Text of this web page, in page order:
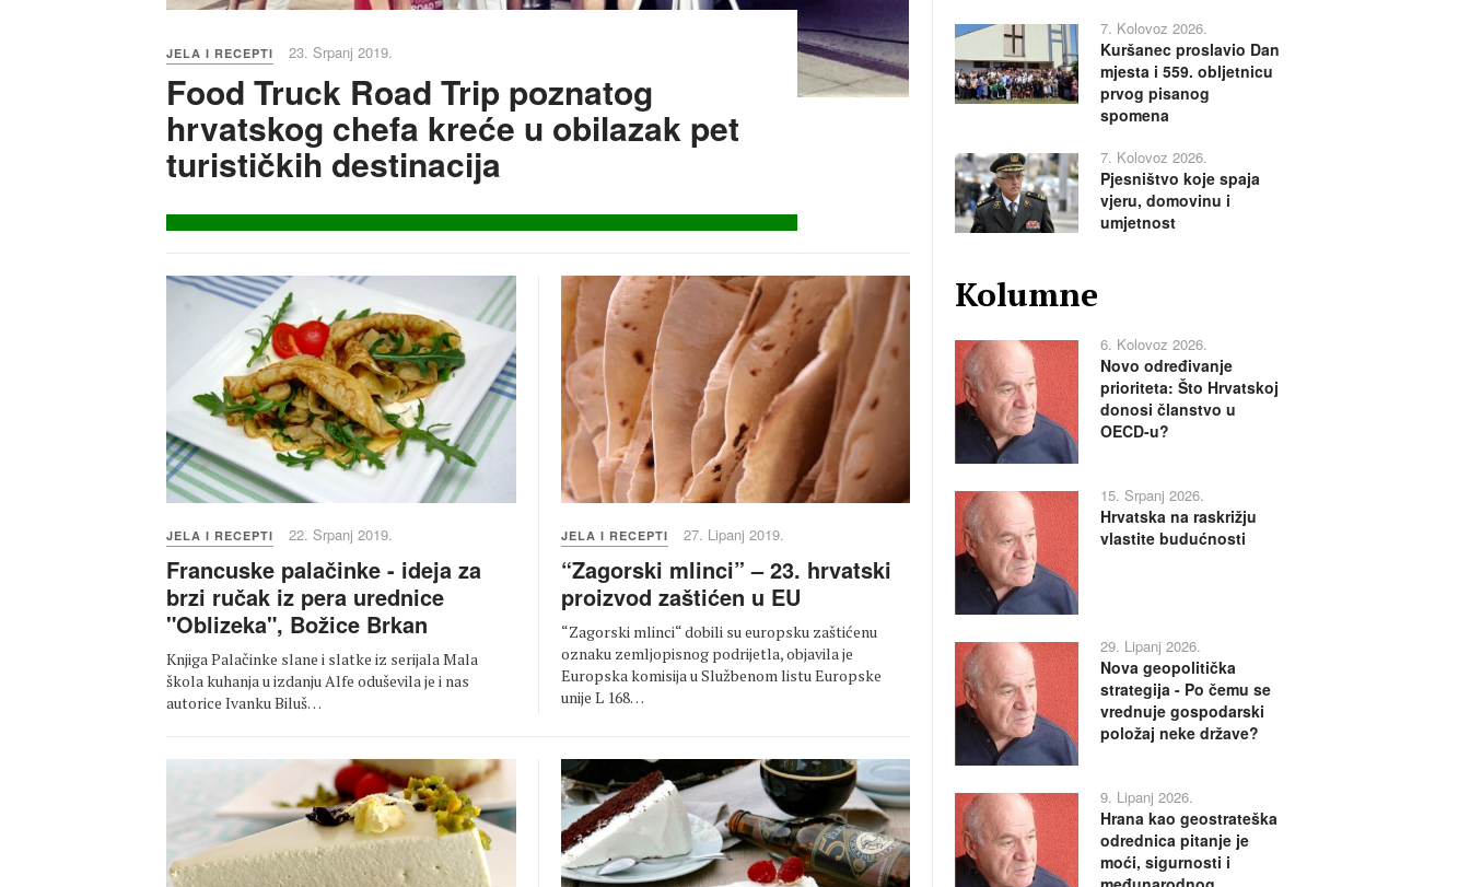
JELA I RECEPTI 23. Srpanj 2019.
Food Truck Road Trip poznatog
hrvatskog chefa kreće u obilazak pet
turističkih destinacija
JELA I RECEPTI 22. Srpanj 2019.
Francuske palačinke - ideja za
brzi ručak iz pera urednice
"Oblizeka", Božice Brkan
Knjiga Palačinke slane i slatke iz serijala Mala
škola kuhanja u izdanju Alfe oduševila je i nas
autorice Ivanku Biluš…
JELA I RECEPTI 27. Lipanj 2019.
“Zagorski mlinci” – 23. hrvatski
proizvod zaštićen u EU
“Zagorski mlinci“ dobili su europsku zaštićenu
oznaku zemljopisnog podrijetla, objavila je
Europska komisija u Službenom listu Europske
unije L 168…
7. Kolovoz 2026.
Kuršanec proslavio Dan
mjesta i 559. obljetnicu
prvog pisanog
spomena
7. Kolovoz 2026.
Pjesništvo koje spaja
vjeru, domovinu i
umjetnost
Kolumne
6. Kolovoz 2026.
Novo određivanje
prioriteta: Što Hrvatskoj
donosi članstvo u
OECD-u?
15. Srpanj 2026.
Hrvatska na raskrižju
vlastite budućnosti
29. Lipanj 2026.
Nova geopolitička
strategija - Po čemu se
vrednuje gospodarski
položaj neke države?
9. Lipanj 2026.
Hrana kao geostrateška
odrednica pitanje je
moći, sigurnosti i